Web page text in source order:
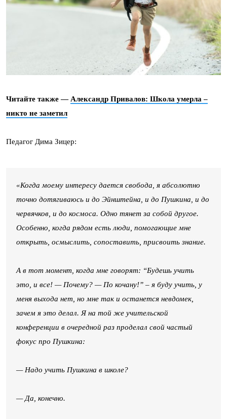
Читайте также —Александр Привалов: Школа умерла –
никто не заметил
Педагог Дима Зицер:
«Когда моему интересу дается свобода, я абсолютно
точно дотягиваюсь и до Эйнштейна, и до Пушкина, и до
червячков, и до космоса. Одно тянет за собой другое.
Особенно, когда рядом есть люди, помогающие мне
открыть, осмыслить, сопоставить, присвоить знание.
А в тот момент, когда мне говорят: “Будешь учить
это, и все! — Почему? — По кочану!” – я буду учить, у
меня выхода нет, но мне так и останется невдомек,
зачем я это делал. Я на той же учительской
конференции в очередной раз проделал свой частый
фокус про Пушкина:
— Надо учить Пушкина в школе?
— Да, конечно.